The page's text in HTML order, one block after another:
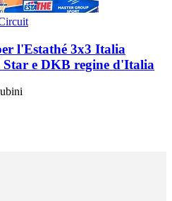
l'Estathé 3x3 Italia
e DKB regine d'Italia